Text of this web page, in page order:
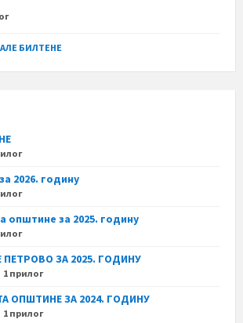
БИЛТЕНЕ
2026. годину
општине за 2025. годину
ЗА 2025. ГОДИНУ
1 прилог
ОПШТИНЕ ЗА 2024. ГОДИНУ
1 прилог